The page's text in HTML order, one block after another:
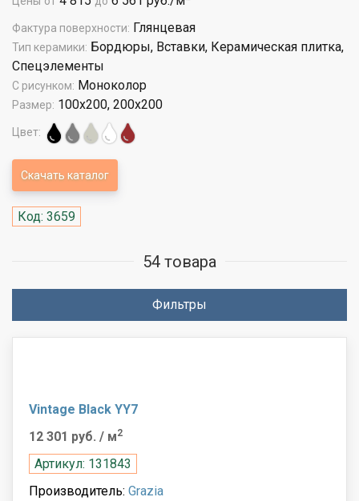
Фактура поверхности: Глянцевая
Тип керамики: Бордюры, Вставки, Керамическая плитка,
Спецэлементы
С рисунком: Моноколор
Размер: 100x200, 200x200
Цвет:
Скачать каталог
Код: 3659
54 товара
Фильтры
Vintage Black YY7
12 301 руб. / м2
Артикул: 131843
Производитель: Grazia